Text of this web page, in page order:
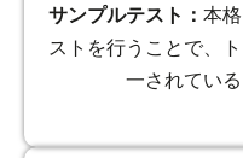
サンプルテスト： 本
ストを行うことで、
一されてい